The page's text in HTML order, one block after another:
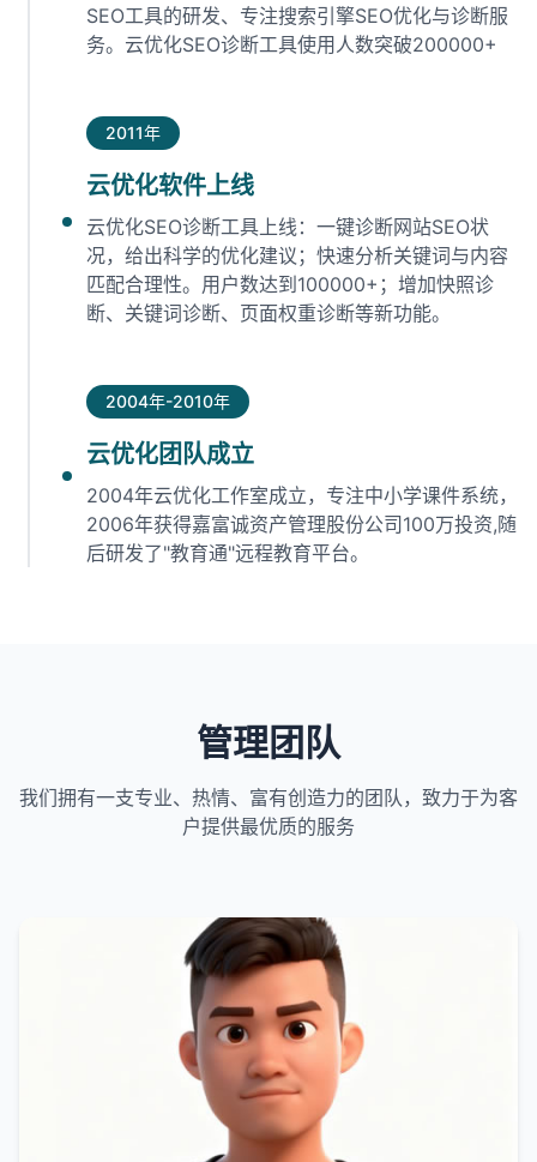
SEO工具的研发、专注搜索引擎SEO优化与诊断服
务。云优化SEO诊断工具使用人数突破200000+
2011年
云优化软件上线
云优化SEO诊断工具上线：一键诊断网站SEO状
况，给出科学的优化建议；快速分析关键词与内容
匹配合理性。用户数达到100000+；增加快照诊
断、关键词诊断、页面权重诊断等新功能。
2004年-2010年
云优化团队成立
2004年云优化工作室成立，专注中小学课件系统，
2006年获得嘉富诚资产管理股份公司100万投资,随
后研发了"教育通"远程教育平台。
管理团队
我们拥有一支专业、热情、富有创造力的团队，致力于为客
户提供最优质的服务